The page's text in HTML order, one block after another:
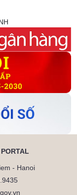
- Hanoi